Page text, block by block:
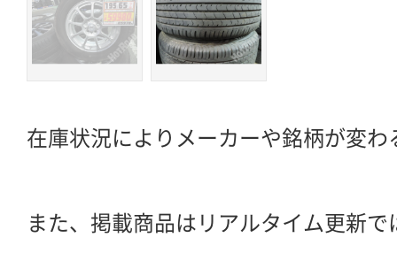
在庫状況によりメーカーや銘柄が変
また、掲載商品はリアルタイム更新